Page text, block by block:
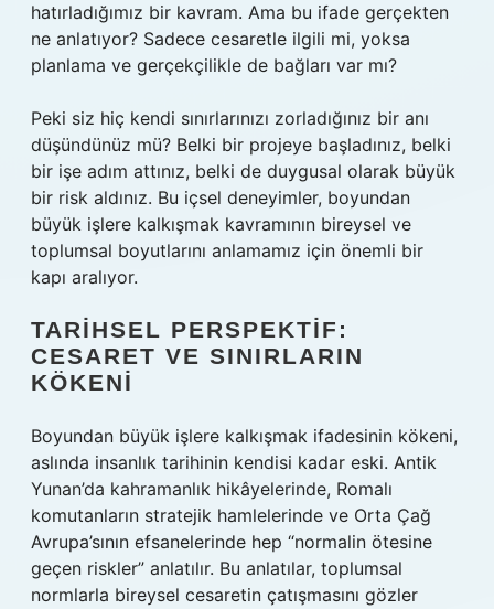
hatırladığımız bir kavram. Ama bu ifade gerçekten
ne anlatıyor? Sadece cesaretle ilgili mi, yoksa
planlama ve gerçekçilikle de bağları var mı?
Peki siz hiç kendi sınırlarınızı zorladığınız bir anı
düşündünüz mü? Belki bir projeye başladınız, belki
bir işe adım attınız, belki de duygusal olarak büyük
bir risk aldınız. Bu içsel deneyimler, boyundan
büyük işlere kalkışmak kavramının bireysel ve
toplumsal boyutlarını anlamamız için önemli bir
kapı aralıyor.
TARIHSEL PERSPEKTIF:
CESARET VE SINIRLARIN
KÖKENI
Boyundan büyük işlere kalkışmak ifadesinin kökeni,
aslında insanlık tarihinin kendisi kadar eski. Antik
Yunan’da kahramanlık hikâyelerinde, Romalı
komutanların stratejik hamlelerinde ve Orta Çağ
Avrupa’sının efsanelerinde hep “normalin ötesine
geçen riskler” anlatılır. Bu anlatılar, toplumsal
normlarla bireysel cesaretin çatışmasını gözler